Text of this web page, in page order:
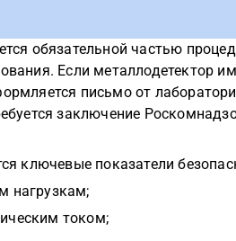
обязательной частью
Если металлодетектор
письмо от
заключение
ключевые показатели
нагрузкам;
током;